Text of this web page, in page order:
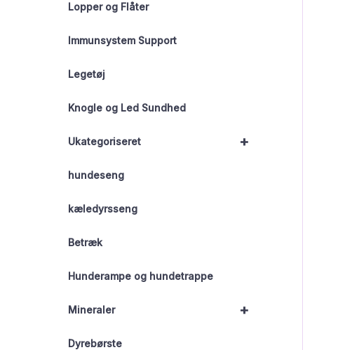
Lopper og Flåter
Immunsystem Support
Legetøj
Knogle og Led Sundhed
+
Ukategoriseret
hundeseng
kæledyrsseng
Betræk
Hunderampe og hundetrappe
+
Mineraler
Dyrebørste